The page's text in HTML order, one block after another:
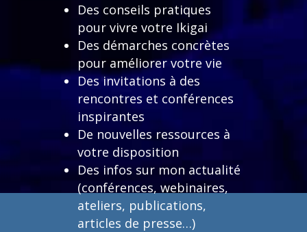
Des conseils pratiques
pour vivre votre Ikigai
Des démarches concrètes
pour améliorer votre vie
Des invitations à des
rencontres et conférences
inspirantes
De nouvelles ressources à
votre disposition
Des infos sur mon actualité
(conférences, webinaires,
ateliers, publications,
articles de presse…)